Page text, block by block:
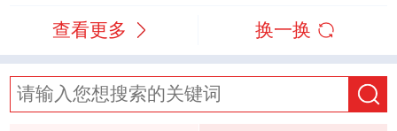
查看更多 换一换